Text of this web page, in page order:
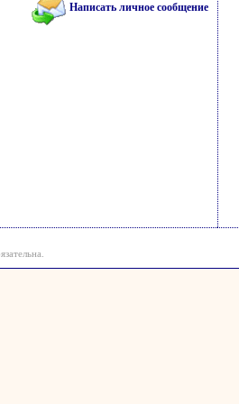
Написать личное сообщение